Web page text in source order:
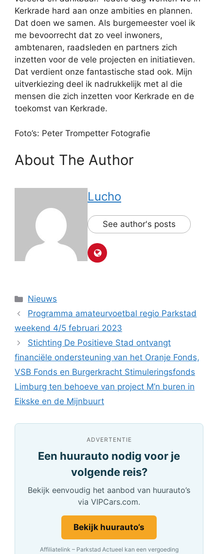
Kerkrade hard aan onze ambities en plannen.
Dat doen we samen. Als burgemeester voel ik
me bevoorrecht dat zo veel inwoners,
ambtenaren, raadsleden en partners zich
inzetten voor de vele projecten en initiatieven.
Dat verdient onze fantastische stad ook. Mijn
uitverkiezing deel ik nadrukkelijk met al die
mensen die zich inzetten voor Kerkrade en de
toekomst van Kerkrade.
Foto’s: Peter Trompetter Fotografie
About The Author
Lucho
See author's posts
Categorieën
Nieuws
Programma amateurvoetbal regio Parkstad
weekend 4/5 februari 2023
Stichting De Positieve Stad ontvangt
financiële ondersteuning van het Oranje Fonds,
VSB Fonds en Burgerkracht Stimuleringsfonds
Limburg ten behoeve van project M’n buren in
Eikske en de Mijnbuurt
ADVERTENTIE
Een huurauto nodig voor je
volgende reis?
Bekijk eenvoudig het aanbod van huurauto’s
via VIPCars.com.
Bekijk huurauto’s
Affiliatelink – Parkstad Actueel kan een vergoeding